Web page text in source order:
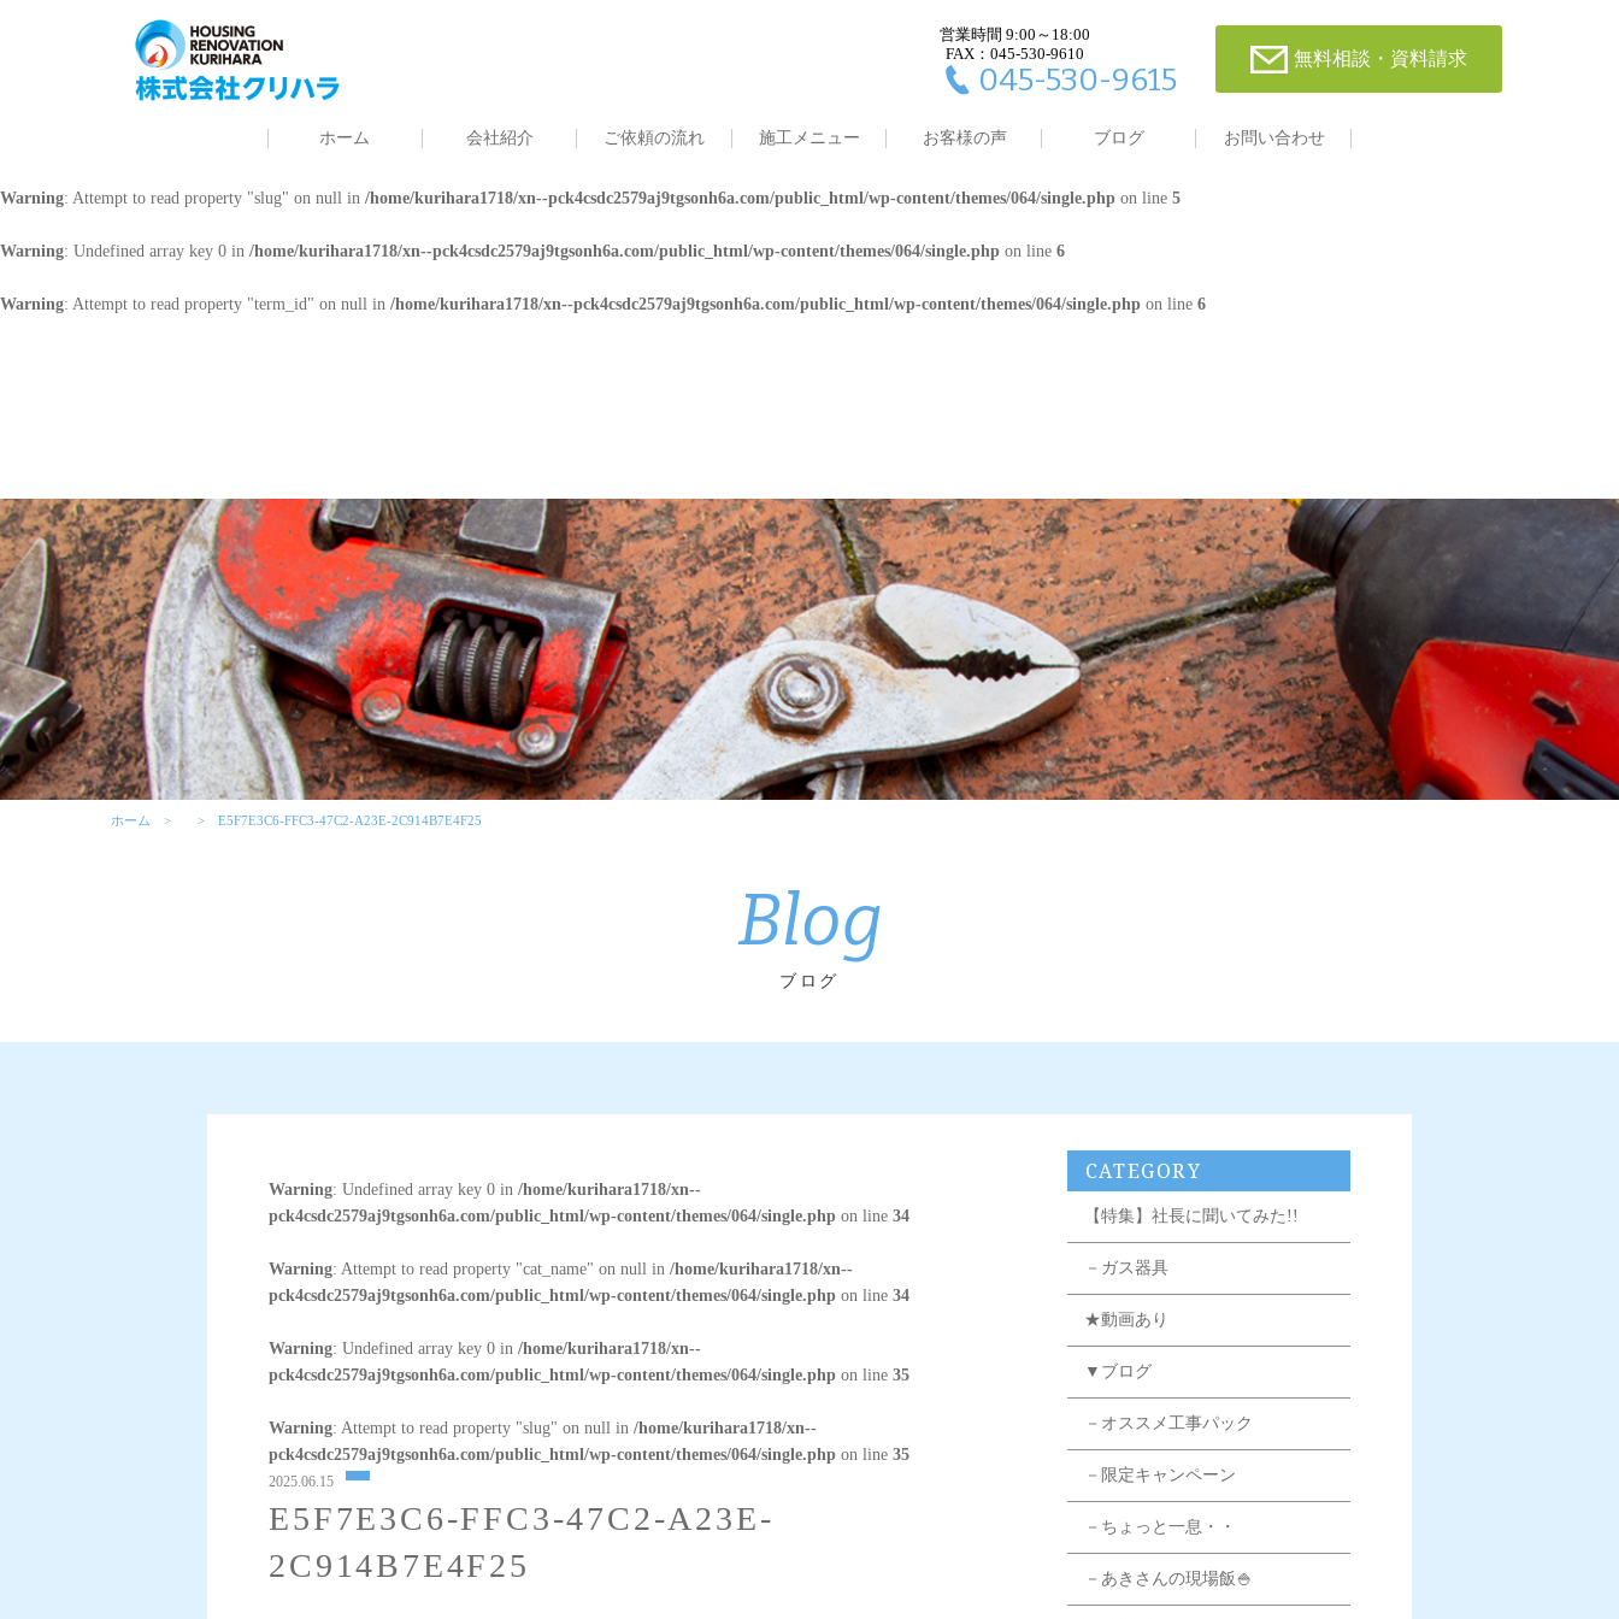
営業時間 9:00～18:00
FAX：045-530-9610
045-530-9615
無料相談・資料請求
ホーム 会社紹介 ご依頼の流れ 施工メニュー お客様の声 ブログ お問い合わせ
: Undefined array key 0 in/home/kurihara1718/xn--pck4csdc2579aj9tgsonh6a.com/public_html/wp-content/themes/064/single.phpon line4
: Attempt to read property "cat_name" on null in /home/kurihara1718/xn--pck4csdc2579aj9tgsonh6a.com/public_html/wp-content/themes/064/single.phpon line 4
/home/kurihara1718/xn--pck4csdc2579aj9tgsonh6a.com/public_html/wp-content/themes/064/single.phpon line
Warning: Attempt to read property "slug" on null in /home/kurihara1718/xn--pck4csdc2579aj9tgsonh6a.com/public_html/wp-content/themes/064/single.php on line 5
Warning: Undefined array key 0 in /home/kurihara1718/xn--pck4csdc2579aj9tgsonh6a.com/public_html/wp-content/themes/064/single.php on line 6
Warning: Attempt to read property "term_id" on null in /home/kurihara1718/xn--pck4csdc2579aj9tgsonh6a.com/public_html/wp-content/themes/064/single.php on line 6
ホーム E5F7E3C6-FFC3-47C2-A23E-2C914B7E4F25
Blog
ブログ
Warning: Undefined array key 0 in/home/kurihara1718/xn--
pck4csdc2579aj9tgsonh6a.com/public_html/wp-content/themes/064/single.php on line34
Warning: Attempt to read property "cat_name" on null in/home/kurihara1718/xn--
pck4csdc2579aj9tgsonh6a.com/public_html/wp-content/themes/064/single.php on line34
Warning: Undefined array key 0 in/home/kurihara1718/xn--
pck4csdc2579aj9tgsonh6a.com/public_html/wp-content/themes/064/single.php on line35
Warning: Attempt to read property "slug" on null in/home/kurihara1718/xn--
pck4csdc2579aj9tgsonh6a.com/public_html/wp-content/themes/064/single.php on line35
2025.06.15
E5F7E3C6-FFC3-47C2-A23E-
2C914B7E4F25
CATEGORY
【特集】社長に聞いてみた!!
－ガス器具
★動画あり
▼ブログ
－オススメ工事パック
－限定キャンペーン
－ちょっと一息・・
－あきさんの現場飯🍚